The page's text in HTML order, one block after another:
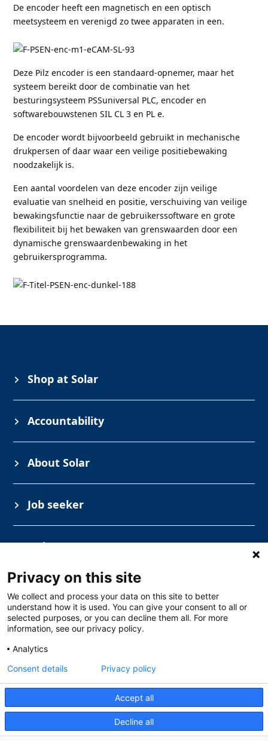
De encoder heeft een magnetisch en een optisch
meetsysteem en verenigd zo twee apparaten in een.
Deze Pilz encoder is een standaard-opnemer, maar het
systeem bereikt door de combinatie van het
besturingsysteem PSSuniversal PLC, encoder en
softwarebouwstenen SIL CL 3 en PL e.
De encoder wordt bijvoorbeeld gebruikt in mechanische
drukpersen of daar waar een veilige positiebewaking
noodzakelijk is.
Een aantal voordelen van deze encoder zijn veilige
evaluatie van snelheid en positie, verschuiving van veilige
bewakingsfunctie naar de gebruikerssoftware en grote
flexibiliteit bij het bewaken van grenswaarden door een
dynamische grenswaardenbewaking in het
gebruikersprogramma.
Shop at Solar
Accountability
About Solar
Job seeker
Industry
Solar Nederland
Toermalijnstraat 7, 1812 RL Alkmaar
Monday – Thursday at 6 a.m. to 4 p.m. and
Friday at 6-14. Read more.
Privacy on this site
We collect and process your data on this site to better
understand how it is used. You can give your consent to all or
selected purposes, or you can decline them all. For more
information, see our privacy policy.
Analytics
Accept all
Decline all
Consent details Privacy policy